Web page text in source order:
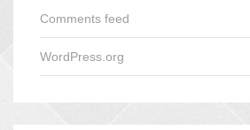
Comments feed
WordPress.org